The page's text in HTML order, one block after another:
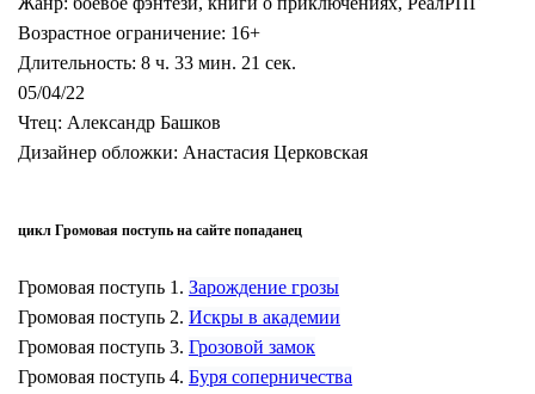
Возрастное ограничение: 16+
Длительность: 8 ч. 33 мин. 21 сек.
05/04/22
Чтец: Александр Башков
Дизайнер обложки: Анастасия Церковская
цикл Громовая поступь на сайте попаданец
Громовая поступь 1. Зарождение грозы
Громовая поступь 2. Искры в академии
Громовая поступь 3. Грозовой замок
Громовая поступь 4. Буря соперничества